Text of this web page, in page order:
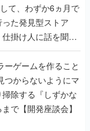
て、わずか6ヵ月で
た発見型ストア
仕掛け人に話を聞い
ーゲームを作ること
除する『しずかな
で【開発座談会】